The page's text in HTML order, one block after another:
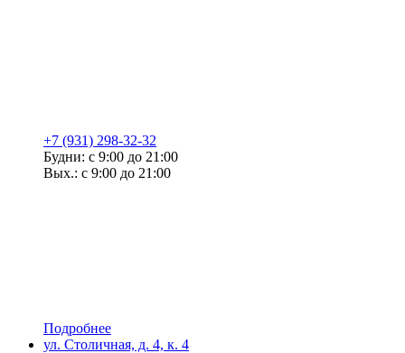
+7 (931) 298-32-32
Будни: с 9:00 до 21:00
Вых.: с 9:00 до 21:00
Подробнее
ул. Столичная, д. 4, к. 4